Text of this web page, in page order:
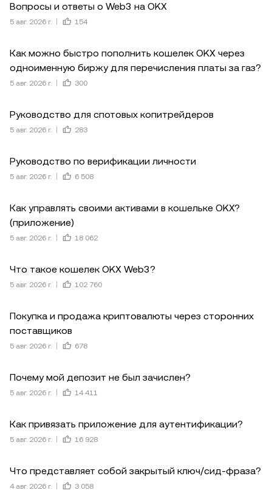
Вопросы и ответы о Web3 на OKX
5 авг. 2026 г. 154
Как можно быстро пополнить кошелек OKX через
одноименную биржу для перечисления платы за газ?
5 авг. 2026 г. 300
Руководство для спотовых копитрейдеров
5 авг. 2026 г. 283
Руководство по верификации личности
5 авг. 2026 г. 6 508
Как управлять своими активами в кошельке OKX?
(приложение)
5 авг. 2026 г. 18 062
Что такое кошелек OKX Web3?
5 авг. 2026 г. 102 760
Покупка и продажа криптовалюты через сторонних
поставщиков
5 авг. 2026 г. 678
Почему мой депозит не был зачислен?
5 авг. 2026 г. 14 411
Как привязать приложение для аутентификации?
5 авг. 2026 г. 16 928
Что представляет собой закрытый ключ/сид-фраза?
4 авг. 2026 г. 3 058